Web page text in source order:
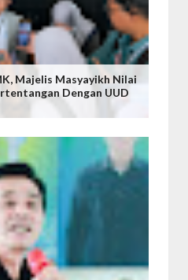
Majelis Masyayikh Nilai
Dengan UUD